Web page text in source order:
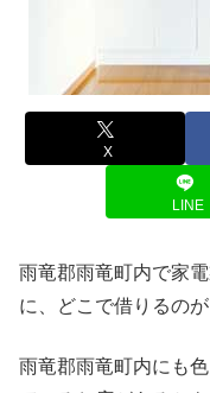
X
LINE
雨竜郡雨竜町内で家
に、どこで借りるの
雨竜郡雨竜町内にも